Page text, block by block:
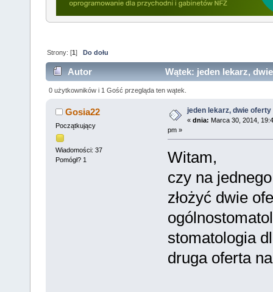
Strony: [1] Do dołu
Autor Wątek: jeden lekarz,
0 użytkowników i 1 Gość przegląda ten wątek.
Gosia22
Początkujący
Wiadomości: 37
Pomógł? 1
jeden lekarz, dwie oferty
« dnia: Marca 30, 2014,
pm »
Witam,
czy na
złożyć dwie
stomatologia
druga oferta